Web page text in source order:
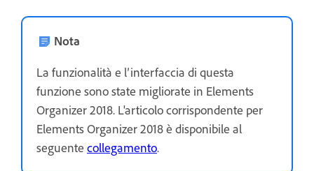
Nota
La funzionalità e l’interfaccia di questa
funzione sono state migliorate in Elements
Organizer 2018. L'articolo corrispondente per
Elements Organizer 2018 è disponibile al
seguente collegamento.